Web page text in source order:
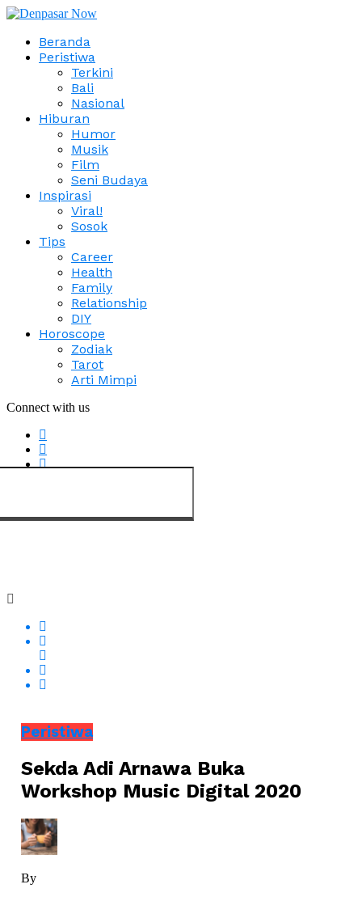
Beranda
Peristiwa
Terkini
Bali
Nasional
Hiburan
Humor
Musik
Film
Seni Budaya
Inspirasi
Viral!
Sosok
Tips
Career
Health
Family
Relationship
DIY
Horoscope
Zodiak
Tarot
Arti Mimpi
Connect with us
Peristiwa
Sekda Adi Arnawa Buka
Workshop Music Digital 2020
By